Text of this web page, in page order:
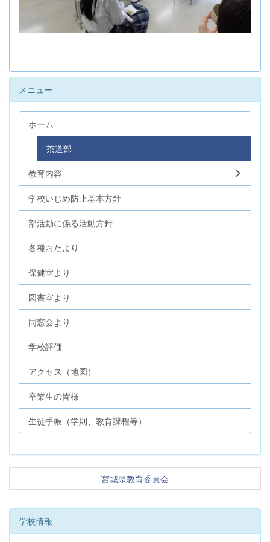
メニュー
ホーム
茶道部
教育内容
学校いじめ防止基本方針
部活動に係る活動方針
各種おたより
保健室より
図書室より
同窓会より
学校評価
アクセス（地図）
卒業生の皆様
生徒手帳（学則、教育課程等）
宮城県教育委員会
学校情報